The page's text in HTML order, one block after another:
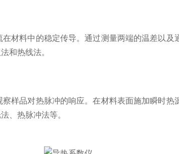
料中的稳定传导。通过测量两端的温差以及
和热线法。
品对热脉冲的响应。在材料表面施加瞬时热
、热脉冲法等。